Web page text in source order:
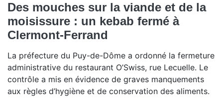
Des mouches sur la viande et de la
moisissure : un kebab fermé à
Clermont-Ferrand
La préfecture du Puy-de-Dôme a ordonné la fermeture
administrative du restaurant O’Swiss, rue Lecuelle. Le
contrôle a mis en évidence de graves manquements
aux règles d’hygiène et de conservation des aliments.